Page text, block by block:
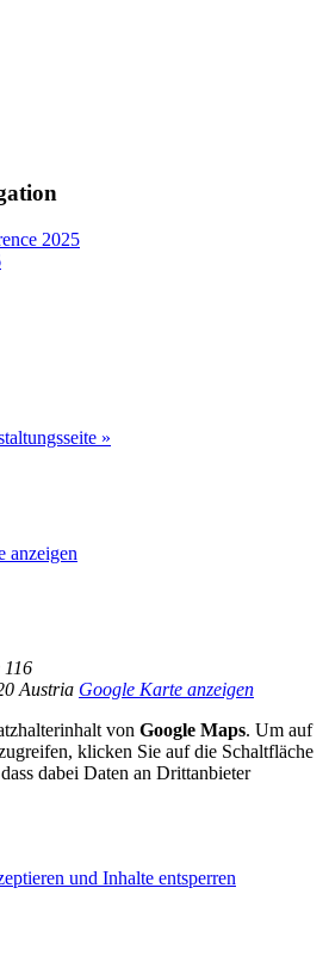
2025
»
anzeigen
116
Austria Google Karte anzeigen
von Google Maps. Um auf
klicken Sie auf die Schaltfläche
dabei Daten an Drittanbieter
und Inhalte entsperren